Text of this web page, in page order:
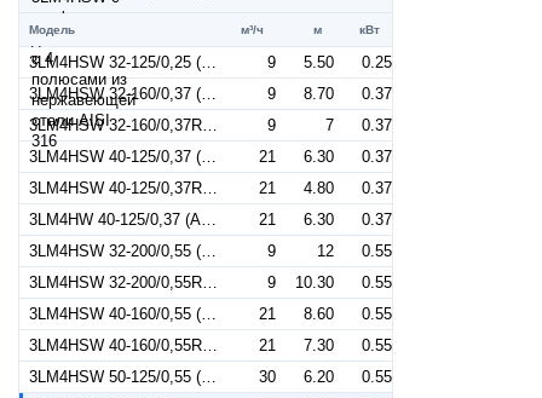
Модель м³/ч м кВт
3LM4HSW 32-125/0,25 (Артикул 1273019104) 9 5.50
0.25
3LM4HSW 32-160/0,37 (Артикул 1273029104)
9 8.70
0.37
3LM4HSW 32-160/0,37R (Артикул 1274029104)
9 7
0.37
3LM4HSW 40-125/0,37 (Артикул 1283029104)
21 6.30
0.37
3LM4HSW 40-125/0,37R (Артикул 1284029104)
21 4.80
0.37
3LM4HW 40-125/0,37 (Артикул 1283029204)
21 6.30
0.37
3LM4HSW 32-200/0,55 (Артикул 1273039104)
9 12
0.55
3LM4HSW 32-200/0,55R (Артикул 1274039104)
9 10.30
0.55
3LM4HSW 40-160/0,55 (Артикул 1283039104)
21 8.60
0.55
3LM4HSW 40-160/0,55R (Артикул 1284039104)
21 7.30
0.55
3LM4HSW 50-125/0,55 (Артикул 1293039104)
30 6.20
0.55